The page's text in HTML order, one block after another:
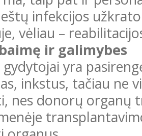
infekcijos
vėliau –
ir galimybes
yra
inkstus, tačiau ne
nes donorų organų